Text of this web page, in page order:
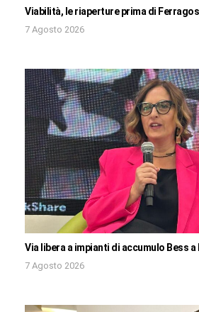
Viabilità, le riaperture prima di
7 Agosto 2026
Via libera a impianti di accumulo Bess
7 Agosto 2026